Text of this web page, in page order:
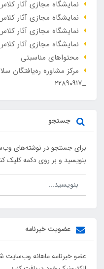
نمایشگاه مجازی آثار
نمایشگاه مجازی آثار
نمایشگاه مجازی آثار
نمایشگاه مجازی آثار
محتواهای مناسبتی
_۲۲۸۹۰۹۱۷
جستجو
برای جستجو در نوشته‌های
بنویسید و بر روی دکمه کلیک
عضویت خبرنامه
عضو خبرنامه ماهانه وب‌سایت